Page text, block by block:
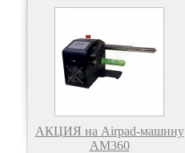
АКЦИЯ на Airpad-машину
АМ360